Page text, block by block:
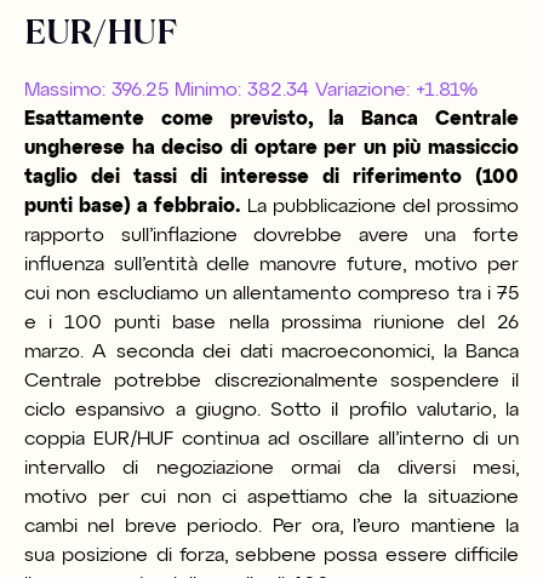
EUR/HUF
Massimo: 396.25 Minimo: 382.34 Variazione: +1.81%
Esattamente come previsto, la Banca Centrale
ungherese ha deciso di optare per un più massiccio
taglio dei tassi di interesse di riferimento (100
punti base) a febbraio. La pubblicazione del prossimo
rapporto sull’inflazione dovrebbe avere una forte
influenza sull’entità delle manovre future, motivo per
cui non escludiamo un allentamento compreso tra i 75
e i 100 punti base nella prossima riunione del 26
marzo. A seconda dei dati macroeconomici, la Banca
Centrale potrebbe discrezionalmente sospendere il
ciclo espansivo a giugno. Sotto il profilo valutario, la
coppia EUR/HUF continua ad oscillare all’interno di un
intervallo di negoziazione ormai da diversi mesi,
motivo per cui non ci aspettiamo che la situazione
cambi nel breve periodo. Per ora, l’euro mantiene la
sua posizione di forza, sebbene possa essere difficile